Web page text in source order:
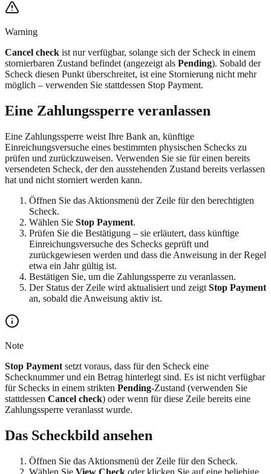
Warning
Cancel check ist nur verfügbar, solange sich der Scheck in einem
stornierbaren Zustand befindet (angezeigt als Pending). Sobald der
Scheck diesen Punkt überschreitet, ist eine Stornierung nicht mehr
möglich – verwenden Sie stattdessen Stop Payment.
Eine Zahlungssperre veranlassen
Eine Zahlungssperre weist Ihre Bank an, künftige
Einreichungsversuche eines bestimmten physischen Schecks zu
prüfen und zurückzuweisen. Verwenden Sie sie für einen bereits
versendeten Scheck, der den ausstehenden Zustand bereits verlassen
hat und nicht storniert werden kann.
Öffnen Sie das Aktionsmenü der Zeile für den berechtigten
Scheck.
Wählen Sie Stop Payment.
Prüfen Sie die Bestätigung – sie erläutert, dass künftige
Einreichungsversuche des Schecks geprüft und
zurückgewiesen werden und dass die Anweisung in der Regel
etwa ein Jahr gültig ist.
Bestätigen Sie, um die Zahlungssperre zu veranlassen.
Der Status der Zeile wird aktualisiert und zeigt Stop Payment
an, sobald die Anweisung aktiv ist.
Note
Stop Payment setzt voraus, dass für den Scheck eine
Schecknummer und ein Betrag hinterlegt sind. Es ist nicht verfügbar
für Schecks in einem strikten Pending-Zustand (verwenden Sie
stattdessen Cancel check) oder wenn für diese Zeile bereits eine
Zahlungssperre veranlasst wurde.
Das Scheckbild ansehen
Öffnen Sie das Aktionsmenü der Zeile für den Scheck.
Wählen Sie View Check oder klicken Sie auf eine beliebige